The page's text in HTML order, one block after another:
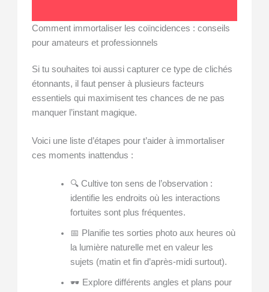
Comment immortaliser les coïncidences : conseils
pour amateurs et professionnels
Si tu souhaites toi aussi capturer ce type de clichés
étonnants, il faut penser à plusieurs facteurs
essentiels qui maximisent tes chances de ne pas
manquer l’instant magique.
Voici une liste d’étapes pour t’aider à immortaliser
ces moments inattendus :
🔍 Cultive ton sens de l’observation :
identifie les endroits où les interactions
fortuites sont plus fréquentes.
📅 Planifie tes sorties photo aux heures où
la lumière naturelle met en valeur les
sujets (matin et fin d’après-midi surtout).
🕶 Explore différents angles et plans pour